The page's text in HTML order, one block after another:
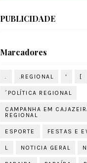
PUBLICIDADE
Marcadores
. .REGIONAL ' [
´POLÍTICA REGIONAL
CAMPANHA EM
REGIONAL
ESPORTE FESTAS E
L NOTICIA GERAL